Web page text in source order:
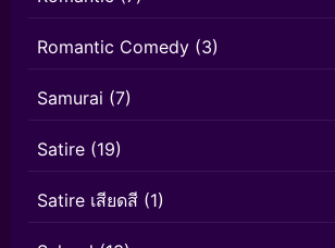
Romantic Comedy (3)
Samurai (7)
Satire (19)
Satire เสียดสี (1)